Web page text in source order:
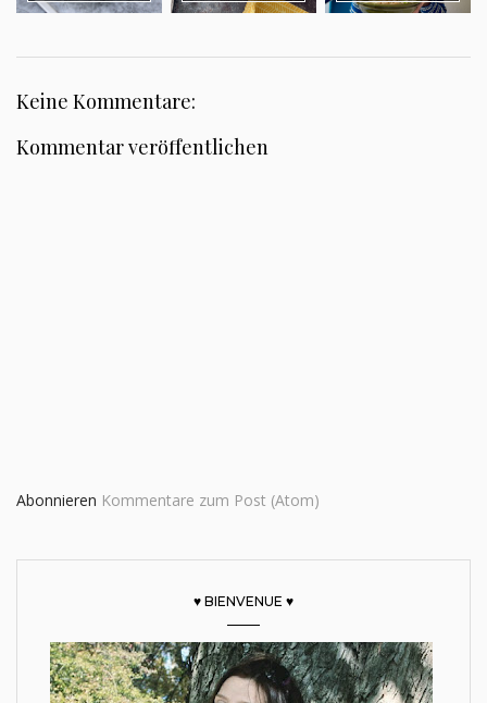
Keine Kommentare:
Kommentar veröffentlichen
Abonnieren Kommentare zum Post (Atom)
♥ BIENVENUE ♥